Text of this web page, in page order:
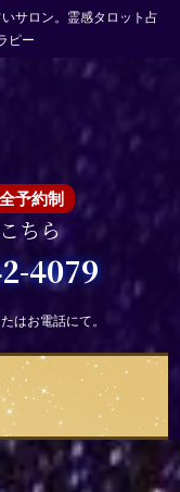
サロン。霊感タロット占
ピー
予約制
ちら
4079
はお電話にて。